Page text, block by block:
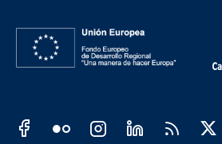
Redes sociales JCCM